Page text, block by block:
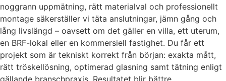
noggrann uppmätning, rätt materialval och professionellt
montage säkerställer vi täta anslutningar, jämn gång och
lång livslängd – oavsett om det gäller en villa, ett uterum,
en BRF-lokal eller en kommersiell fastighet. Du får ett
projekt som är tekniskt korrekt från början: exakta mått,
rätt tröskellösning, optimerad glasning samt tätning enligt
gällande branschpraxis. Resultatet blir bättre